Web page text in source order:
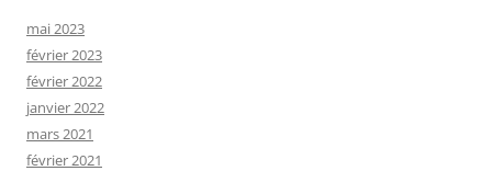
mai 2023
février 2023
février 2022
janvier 2022
mars 2021
février 2021